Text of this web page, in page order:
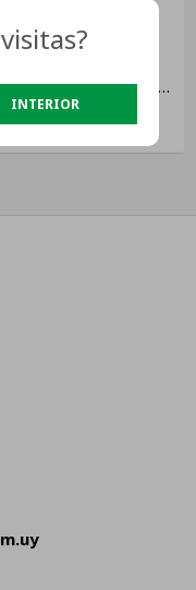
20 1,2 Lts Color
Black/metal
USD
INTERIOR